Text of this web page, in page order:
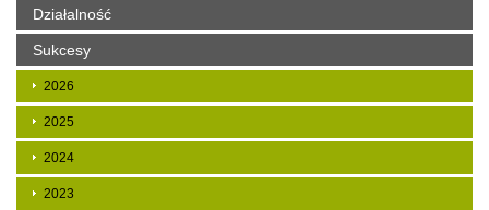
Działalność
Sukcesy
2026
2025
2024
2023